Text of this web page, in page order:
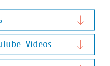
TK
ABFALLWIRTSCHAFT
RECHT
Videos
Videos